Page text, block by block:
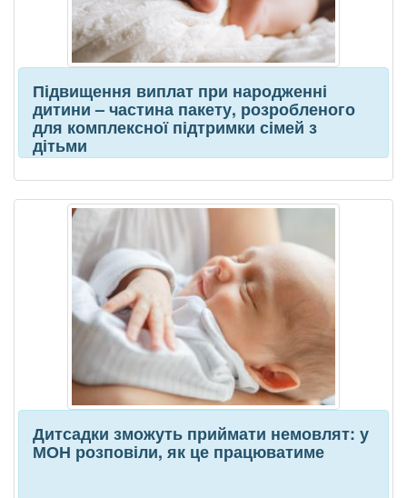
Підвищення виплат при народженні
дитини – частина пакету, розробленого
для комплексної підтримки сімей з
дітьми
Дитсадки зможуть приймати немовлят: у
МОН розповіли, як це працюватиме